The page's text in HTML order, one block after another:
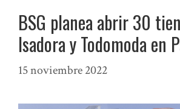
BSG planea abrir 30
Isadora y Todomoda en
15 noviembre 2022